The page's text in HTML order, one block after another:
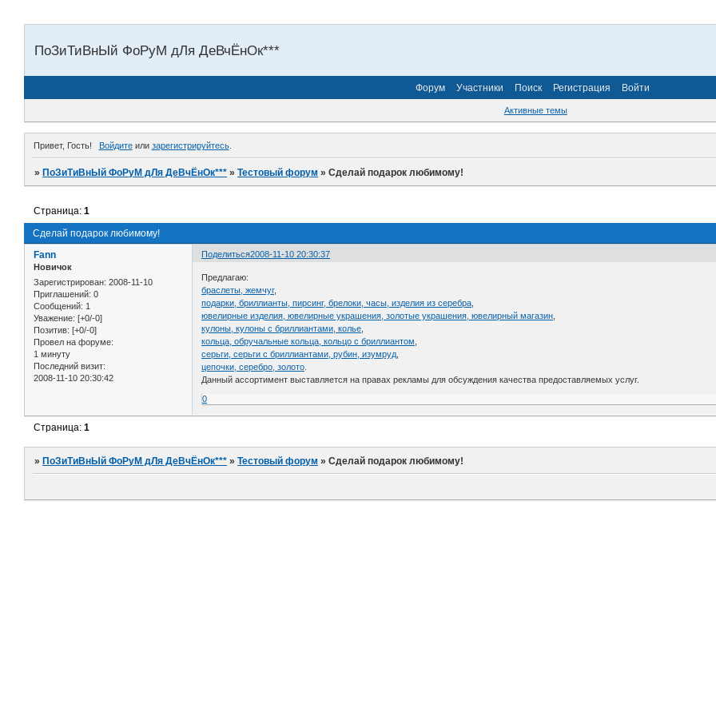
ПоЗиТиВнЫй ФоРуМ дЛя ДеВчЁнОк***
Форум Участники Поиск Регистрация Войти
Активные темы
Привет, Гость! Войдитеили зарегистрируйтесь.
»ПоЗиТиВнЫй ФоРуМ дЛя ДеВчЁнОк*** »Тестовый форум »Сделай подарок любимому!
Сделай подарок любимому!
Страница:1
Поделиться2008-11-10 20:30:37
Fann
Новичок
Зарегистрирован: 2008-11-10
Приглашений: 0
Сообщений: 1
Уважение: [+0/-0]
Позитив: [+0/-0]
Провел на форуме:
1 минуту
Последний визит:
2008-11-10 20:30:42
Предлагаю:
браслеты, жемчуг,
подарки, бриллианты, пирсинг, брелоки, часы, изделия из серебра
ювелирные изделия, ювелирные украшения, золотые украшения, ювелирный магазин
кулоны, кулоны с бриллиантами, колье
кольца, обручальные кольца, кольцо с бриллиантом
серьги, серьги с бриллиантами, рубин, изумруд
цепочки, серебро, золото
Данный ассортимент выставляется на правах рекламы для обсуждения качества предоставляемых услуг.
0
Страница:1
»ПоЗиТиВнЫй ФоРуМ дЛя ДеВчЁнОк*** »Тестовый форум »Сделай подарок любимому!